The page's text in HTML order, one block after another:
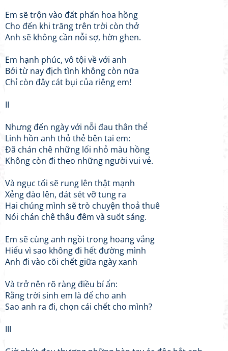
Em sẽ trộn vào đất phấn hoa hồng
Cho đến khi trăng trên trời còn thở
Anh sẽ không cần nỗi sợ, hờn ghen.
Em hạnh phúc, vô tội về với anh
Bởi từ nay địch tình không còn nữa
Chỉ còn đây cát bụi của riêng em!
II
Nhưng đến ngày với nỗi đau thân thể
Linh hồn anh thỏ thẻ bên tai em:
Đã chán chê những lối nhỏ màu hồng
Không còn đi theo những người vui vẻ.
Và ngục tối sẽ rung lên thật mạnh
Xẻng đào lên, đát sét vỡ tung ra
Hai chúng mình sẽ trò chuyện thoả thuê
Nói chán chê thâu đêm và suốt sáng.
Em sẽ cùng anh ngồi trong hoang vắng
Hiểu vì sao không đi hết đường mình
Anh đi vào cõi chết giữa ngày xanh
Và trở nên rõ ràng điều bí ẩn:
Rằng trời sinh em là để cho anh
Sao anh ra đi, chọn cái chết cho mình?
III